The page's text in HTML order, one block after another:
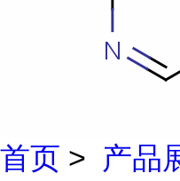
首页 > 产品